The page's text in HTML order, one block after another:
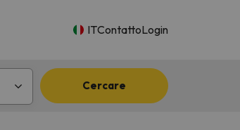
ITContattoLogin
Cercare